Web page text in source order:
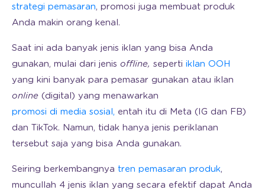
strategi pemasaran, promosi juga membuat produk
Anda makin orang kenal.
Saat ini ada banyak jenis iklan yang bisa Anda
gunakan, mulai dari jenis offline, seperti iklan OOH
yang kini banyak para pemasar gunakan atau iklan
online (digital) yang menawarkan
promosi di media sosial, entah itu di Meta (IG dan FB)
dan TikTok. Namun, tidak hanya jenis periklanan
tersebut saja yang bisa Anda gunakan.
Seiring berkembangnya tren pemasaran produk,
muncullah 4 jenis iklan yang secara efektif dapat Anda